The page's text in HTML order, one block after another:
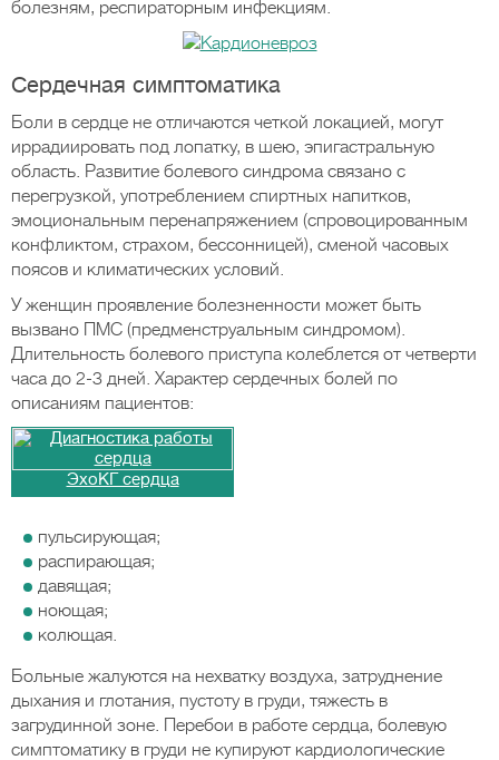
болезням, респираторным инфекциям.
Сердечная симптоматика
Боли в сердце не отличаются четкой локацией, могут
иррадиировать под лопатку, в шею, эпигастральную
область. Развитие болевого синдрома связано с
перегрузкой, употреблением спиртных напитков,
эмоциональным перенапряжением (спровоцированным
конфликтом, страхом, бессонницей), сменой часовых
поясов и климатических условий.
У женщин проявление болезненности может быть
вызвано ПМС (предменструальным синдромом).
Длительность болевого приступа колеблется от четверти
часа до 2-3 дней. Характер сердечных болей по
описаниям пациентов:
ЭхоКГ сердца
пульсирующая;
распирающая;
давящая;
ноющая;
колющая.
Больные жалуются на нехватку воздуха, затруднение
дыхания и глотания, пустоту в груди, тяжесть в
загрудинной зоне. Перебои в работе сердца, болевую
симптоматику в груди не купируют кардиологические